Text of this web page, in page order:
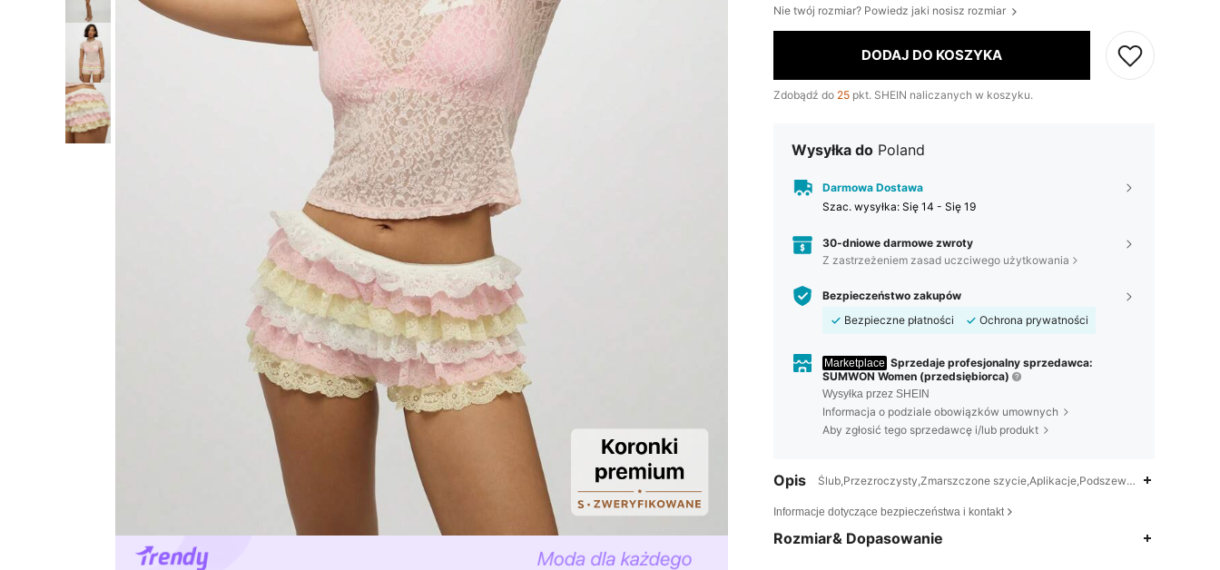
Nie twój rozmiar? Powiedz jaki nosisz rozmiar
DODAJ DO KOSZYKA
Zdobądź do 25 pkt. SHEIN naliczanych w koszyku.
Wysyłka do Poland
Darmowa Dostawa
Szac. wysyłka: Się 14 - Się 19
30-dniowe darmowe zwroty
Z zastrzeżeniem zasad uczciwego użytkowania
Bezpieczeństwo zakupów
Bezpieczne płatności
Ochrona prywatności
Marketplace Sprzedaje profesjonalny sprzedawca:
SUMWON Women (przedsiębiorca)
Wysyłka przez SHEIN
Informacja o podziale obowiązków umownych
Aby zgłosić tego sprzedawcę i/lub produkt
Opis Ślub,Przezroczysty,Zmarszczone szycie,Aplikacje,Podszewka
Informacje dotyczące bezpieczeństwa i kontakt
Rozmiar& Dopasowanie